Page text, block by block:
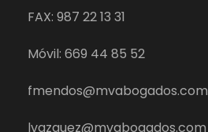
FAX: 987 22 13 31
Móvil: 669 44 85 52
fmendos@mvabogados.com
lvazquez@mvabogados.com